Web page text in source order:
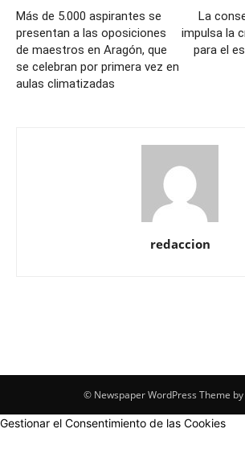
Más de 5.000 aspirantes se
presentan a las oposiciones
de maestros en Aragón, que
se celebran por primera vez en
aulas climatizadas
La
impulsa la
para el
redaccion
© Newspaper WordPress Theme
Gestionar el Consentimiento de las Cookies